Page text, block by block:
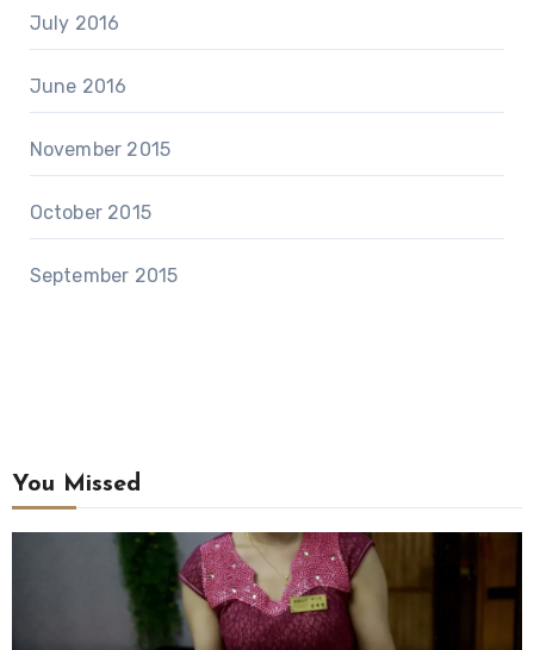
July 2016
June 2016
November 2015
October 2015
September 2015
You Missed